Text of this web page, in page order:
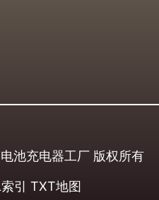
池充电器工厂版权所有
引 TXT地图